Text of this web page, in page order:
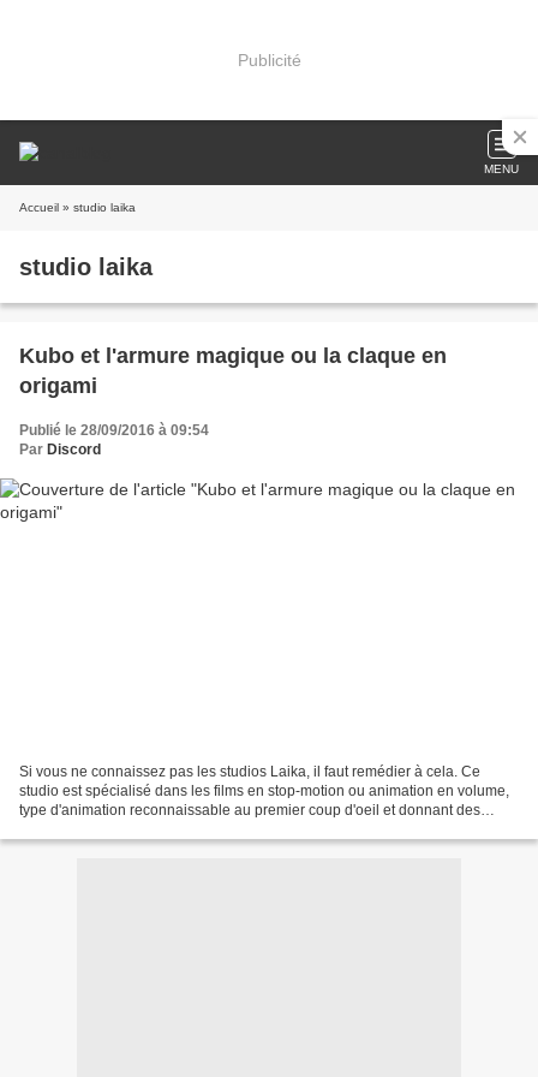
Publicité
MENU
Accueil » studio laika
studio laika
Kubo et l'armure magique ou la claque en
origami
Publié le 28/09/2016 à 09:54
Par Discord
Si vous ne connaissez pas les studios Laika, il faut remédier à cela. Ce
studio est spécialisé dans les films en stop-motion ou animation en volume,
type d'animation reconnaissable au premier coup d'oeil et donnant des